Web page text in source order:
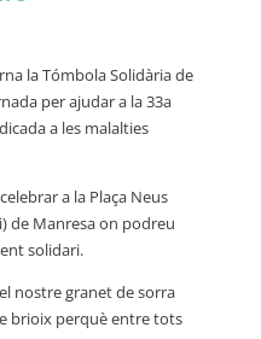
la Tómbola Solidària de
per ajudar a la 33a
a les malalties
a la Plaça Neus
de Manresa on podreu
solidari.
nostre granet de sorra
brioix perquè entre tots